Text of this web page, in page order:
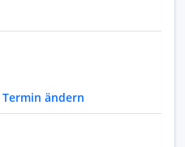
Termin ändern